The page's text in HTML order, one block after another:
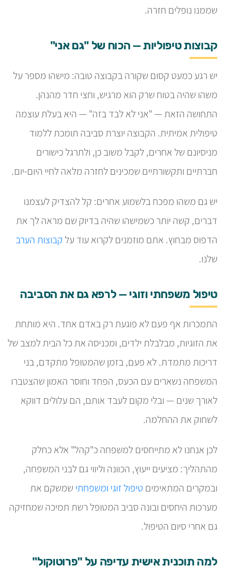
שממנו נופלים חזרה.
קבוצות טיפוליות — הכוח של "גם אני"
יש רגע כמעט קסום שקורה בקבוצה טובה: מישהו מספר על
משהו שהיה בטוח שרק הוא מרגיש, וחצי חדר מהנהן.
התחושה הזאת — "אני לא לבד בזה" — היא בעלת עוצמה
טיפולית אמיתית. הקבוצה יוצרת סביבה תומכת ללמוד
מניסיונם של אחרים, לקבל משוב כן, ולתרגל כישורים
חברתיים ותקשורתיים שמכינים לחזרה מלאה לחיי היום-יום.
יש גם משהו מפכח בלשמוע אחרים: קל להצדיק לעצמנו
דברים, קשה יותר כשמישהו שהיה בדיוק שם מראה לך את
הדפוס מבחוץ. אתם מוזמנים לקרוא עוד על קבוצות הערב
שלנו.
טיפול משפחתי וזוגי — לרפא גם את הסביבה
התמכרות אף פעם לא פוגעת רק באדם אחד. היא מותחת
את הזוגיות, מבלבלת ילדים, ומכניסה את כל הבית למצב של
דריכות מתמדת. לא פעם, בזמן שהמטופל מתקדם, בני
המשפחה נשארים עם הכעס, הפחד וחוסר האמון שהצטברו
לאורך שנים — ובלי מקום לעבד אותם, הם עלולים דווקא
לשחוק את ההחלמה.
לכן אנחנו לא מתייחסים למשפחה כ"קהל" אלא כחלק
מהתהליך: מציעים ייעוץ, הכוונה וליווי גם לבני המשפחה,
ובמקרים המתאימים טיפול זוגי ומשפחתי שמשקם את
מערכות היחסים ובונה סביב המטופל רשת תמיכה שמחזיקה
גם אחרי סיום הטיפול.
למה תוכנית אישית עדיפה על "פרוטוקול"